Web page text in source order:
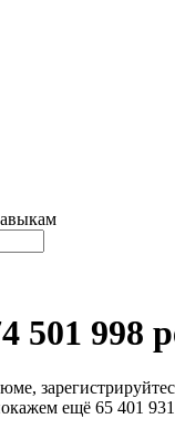
501 998
ещё 65 401